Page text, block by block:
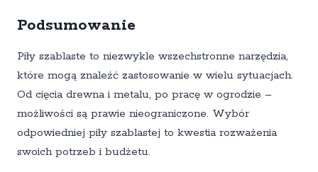
Podsumowanie
Piły szablaste to niezwykle wszechstronne narzędzia,
które mogą znaleźć zastosowanie w wielu sytuacjach.
Od cięcia drewna i metalu, po pracę w ogrodzie –
możliwości są prawie nieograniczone. Wybór
odpowiedniej piły szablastej to kwestia rozważenia
swoich potrzeb i budżetu.